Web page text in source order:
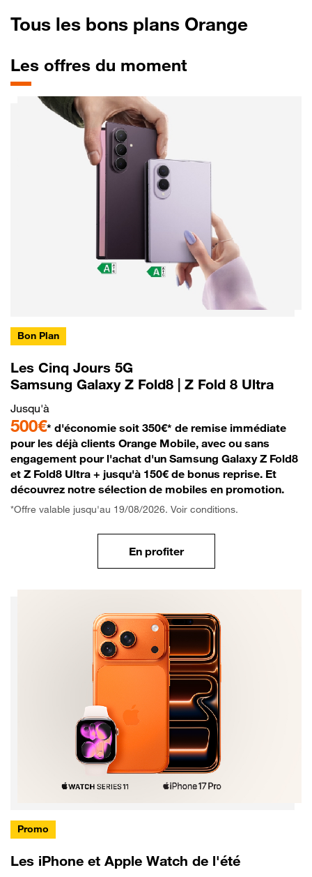
Tous les bons plans Orange
Les offres du moment
Bon Plan
Les Cinq Jours 5G
Samsung Galaxy Z Fold8 | Z Fold 8 Ultra
Jusqu'à
500€* d'économie soit 350€* de remise immédiate
pour les déjà clients Orange Mobile, avec ou sans
engagement pour l'achat d'un Samsung Galaxy Z Fold8
et Z Fold8 Ultra + jusqu'à 150€ de bonus reprise. Et
découvrez notre sélection de mobiles en promotion.
*Offre valable jusqu'au 19/08/2026. Voir conditions.
En profiter
Promo
Les iPhone et Apple Watch de l'été